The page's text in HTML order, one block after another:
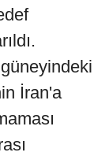
İran'a